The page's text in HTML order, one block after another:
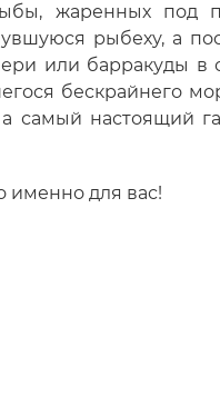
жаренных под
рыбеху, а
или барракуды в
бескрайнего
самый настоящий
именно для вас!